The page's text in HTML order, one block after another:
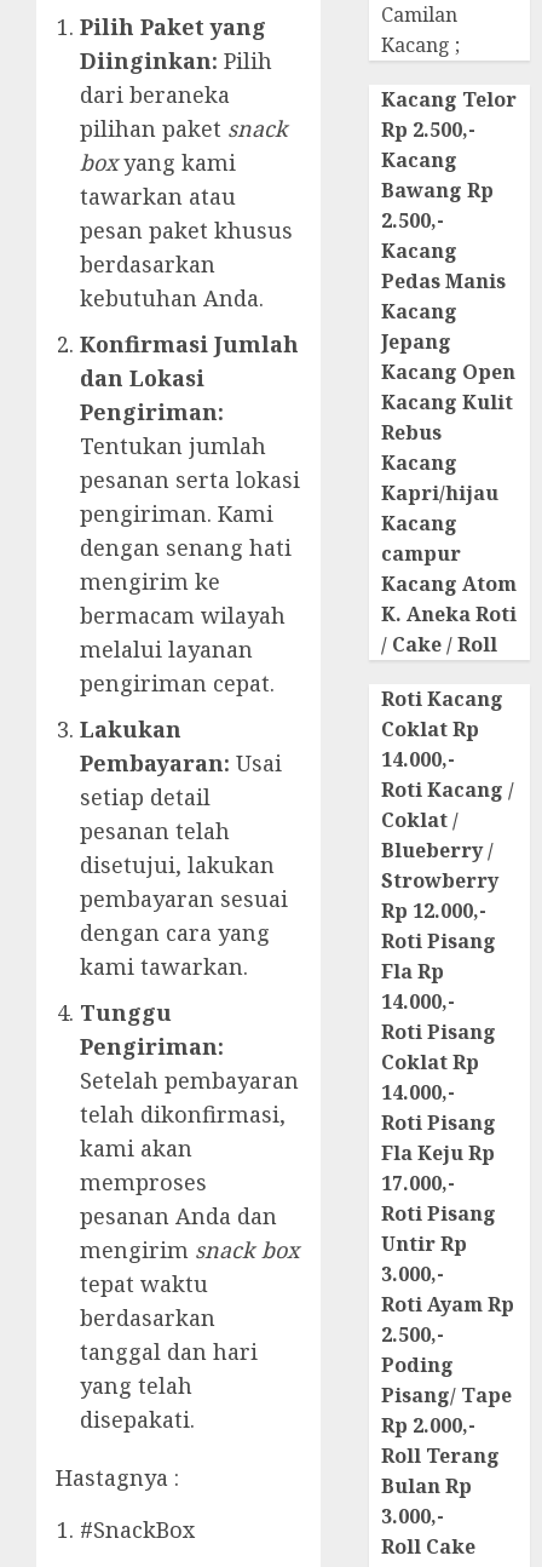
Pilih Paket yang
Diinginkan: Pilih
dari beraneka
pilihan paket snack
boxyang kami
tawarkan atau
pesan paket khusus
berdasarkan
kebutuhan Anda.
Konfirmasi Jumlah
dan Lokasi
Pengiriman:
Tentukan jumlah
pesanan serta lokasi
pengiriman. Kami
dengan senang hati
mengirim ke
bermacam wilayah
melalui layanan
pengiriman cepat.
Lakukan
Pembayaran: Usai
setiap detail
pesanan telah
disetujui, lakukan
pembayaran sesuai
dengan cara yang
kami tawarkan.
Tunggu
Pengiriman:
Setelah pembayaran
telah dikonfirmasi,
kami akan
memproses
pesanan Anda dan
mengirim snack box
tepat waktu
berdasarkan
tanggal dan hari
yang telah
disepakati.
Hastagnya :
#SnackBox
Camilan
Kacang ;
Kacang Telor
Rp 2.500,-
Kacang
Bawang Rp
2.500,-
Kacang
Pedas Manis
Kacang
Jepang
Kacang Open
Kacang Kulit
Rebus
Kacang
Kapri/hijau
Kacang
campur
Kacang Atom
K. Aneka Roti
/ Cake / Roll
Roti Kacang
Coklat Rp
14.000,-
Roti Kacang /
Coklat /
Blueberry /
Strowberry
Rp 12.000,-
Roti Pisang
Fla Rp
14.000,-
Roti Pisang
Coklat Rp
14.000,-
Roti Pisang
Fla Keju Rp
17.000,-
Roti Pisang
Untir Rp
3.000,-
Roti Ayam Rp
2.500,-
Poding
Pisang/ Tape
Rp 2.000,-
Roll Terang
Bulan Rp
3.000,-
Roll Cake